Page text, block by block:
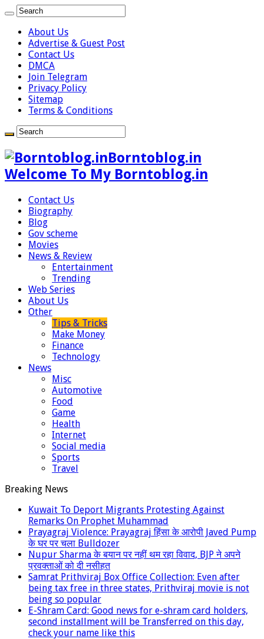
About Us
Advertise & Guest Post
Contact Us
DMCA
Join Telegram
Privacy Policy
Sitemap
Terms & Conditions
Borntoblog.in
Welcome To My Borntoblog.in
Contact Us
Biography
Blog
Gov scheme
Movies
News & Review
Entertainment
Trending
Web Series
About Us
Other
Tips & Tricks
Make Money
Finance
Technology
News
Misc
Automotive
Food
Game
Health
Internet
Social media
Sports
Travel
Breaking News
Kuwait To Deport Migrants Protesting Against
Remarks On Prophet Muhammad
Prayagraj Violence: Prayagraj हिंसा के आरोपी Javed Pump
के घर पर चला Bulldozer
Nupur Sharma के बयान पर नहीं थम रहा विवाद, BJP ने अपने
प्रवक्‍ताओं को दी नसीहत
Samrat Prithviraj Box Office Collection: Even after
being tax free in three states, Prithviraj movie is not
being so popular
E-Shram Card: Good news for e-shram card holders,
second installment will be Transferred on this day,
check your name like this